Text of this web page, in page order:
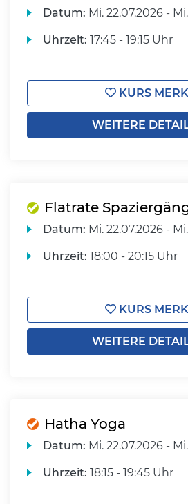
Datum: Mi. 22.07.2026 - Mi.
Uhrzeit: 17:45 - 19:15 Uhr
KURS
WEITERE
Flatrate
Datum: Mi. 22.07.2026 - Mi.
Uhrzeit: 18:00 - 20:15 Uhr
KURS
WEITERE
Hatha Yoga
Datum: Mi. 22.07.2026 - Mi.
Uhrzeit: 18:15 - 19:45 Uhr